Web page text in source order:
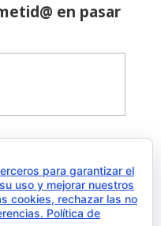
en pasar
ENVIAR
para garantizar el
uso y mejorar nuestros
cookies, rechazar las no
Política de